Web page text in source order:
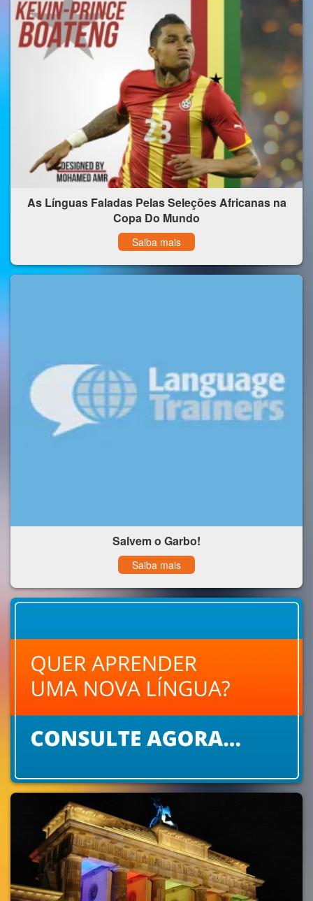
As Línguas Faladas Pelas Seleções Africanas na
Copa Do Mundo
Saiba mais
Salvem o Garbo!
Saiba mais